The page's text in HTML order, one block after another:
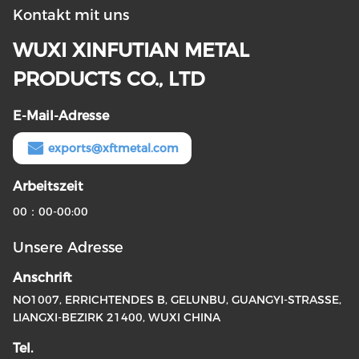
Kontakt mit uns
WUXI XINFUTIAN METAL
PRODUCTS CO., LTD
E-Mail-Adresse
exports@xftmetal.com
Arbeitszeit
00：00-00:00
Unsere Adresse
Anschrift
NO1007, ERRICHTENDES B, GELUNBU, GUANGYI-STRASSE,
LIANGXI-BEZIRK 21400, WUXI CHINA
Tel.